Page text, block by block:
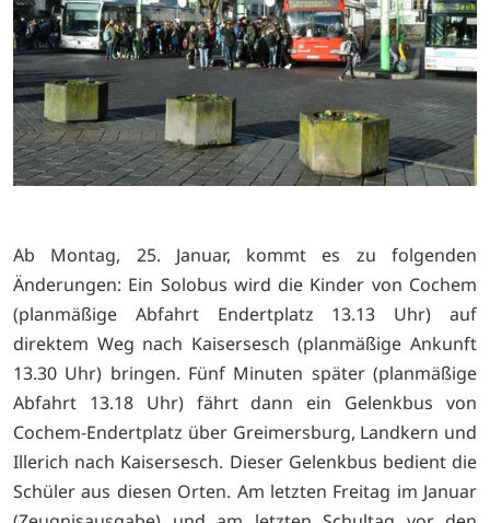
Ab Montag, 25. Januar, kommt es zu folgenden
Änderungen: Ein Solobus wird die Kinder von Cochem
(planmäßige Abfahrt Endertplatz 13.13 Uhr) auf
direktem Weg nach Kaisersesch (planmäßige Ankunft
13.30 Uhr) bringen. Fünf Minuten später (planmäßige
Abfahrt 13.18 Uhr) fährt dann ein Gelenkbus von
Cochem-Endertplatz über Greimersburg, Landkern und
Illerich nach Kaisersesch. Dieser Gelenkbus bedient die
Schüler aus diesen Orten. Am letzten Freitag im Januar